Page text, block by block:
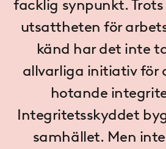
facklig synpunkt.
utsattheten för
känd har det inte
allvarliga initiativ för
hotande
Integritetsskyddet
samhället. Men